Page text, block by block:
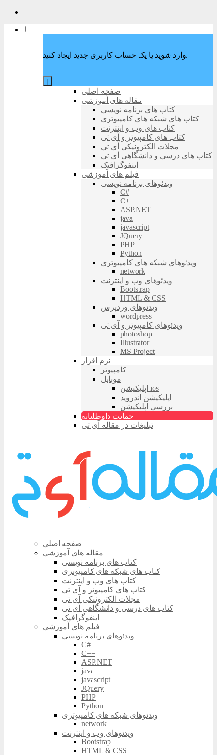
وارد شوید یا یک حساب کاربری جدید ایجاد کنید.
صفحه اصلی
مقاله های آموزشی
کتاب های برنامه نویسی
کتاب های شبکه های کامپیوتری
کتاب های وب و اینترنت
کتاب های کامپیوتر و آی تی
مجلات الکترونیکی آی تی
کتاب های درسی و دانشگاهی آی تی
اینفوگرافیک
فیلم های آموزشی
ویدئوهای برنامه نویسی
C#
C++
ASP.NET
java
javascript
JQuery
PHP
Python
ویدئوهای شبکه های کامپیوتری
network
ویدئوهای وب و اینترنت
Bootstrap
HTML & CSS
ویدئوهای وردپرس
wordpress
ویدئوهای کامپیوتر و آی تی
photoshop
Illustrator
MS Project
نرم افزار
کامپیوتر
موبایل
اپلیکیشن ios
اپلیکیشن اندروید
بررسی اپلیکیشن
حمایت داوطلبانه
تبلیغات در مقاله آی تی
صفحه اصلی
مقاله های آموزشی
کتاب های برنامه نویسی
کتاب های شبکه های کامپیوتری
کتاب های وب و اینترنت
کتاب های کامپیوتر و آی تی
مجلات الکترونیکی آی تی
کتاب های درسی و دانشگاهی آی تی
اینفوگرافیک
فیلم های آموزشی
ویدئوهای برنامه نویسی
C#
C++
ASP.NET
java
javascript
JQuery
PHP
Python
ویدئوهای شبکه های کامپیوتری
network
ویدئوهای وب و اینترنت
Bootstrap
HTML & CSS